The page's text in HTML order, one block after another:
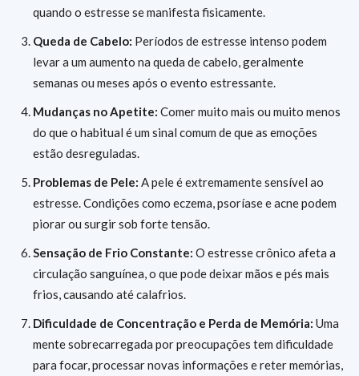
quando o estresse se manifesta fisicamente.
Queda de Cabelo: Períodos de estresse intenso podem
levar a um aumento na queda de cabelo, geralmente
semanas ou meses após o evento estressante.
Mudanças no Apetite: Comer muito mais ou muito menos
do que o habitual é um sinal comum de que as emoções
estão desreguladas.
Problemas de Pele: A pele é extremamente sensível ao
estresse. Condições como eczema, psoríase e acne podem
piorar ou surgir sob forte tensão.
Sensação de Frio Constante: O estresse crônico afeta a
circulação sanguínea, o que pode deixar mãos e pés mais
frios, causando até calafrios.
Dificuldade de Concentração e Perda de Memória: Uma
mente sobrecarregada por preocupações tem dificuldade
para focar, processar novas informações e reter memórias,